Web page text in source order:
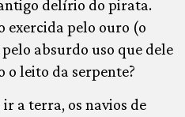
delírio do pirata.
exercida pelo ouro (o
absurdo uso que dele
o leito da serpente?
a terra, os navios de